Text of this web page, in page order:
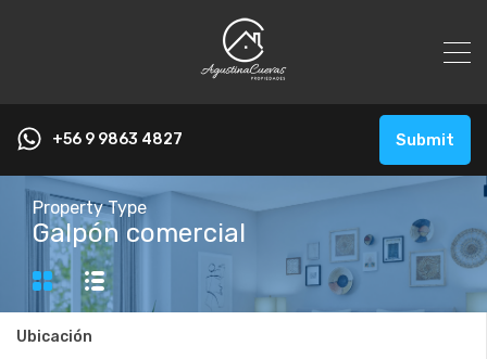
+56 9 9863 4827 Submit
Property Type
Galpón comercial
Ubicación